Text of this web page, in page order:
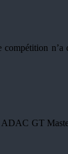
n’a
GT